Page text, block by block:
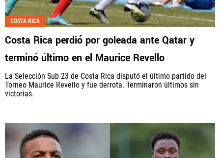
COSTA RICA
Costa Rica perdió por goleada ante Qatar y
terminó último en el Maurice Revello
La Selección Sub 23 de Costa Rica disputó el último partido del
Torneo Maurice Revello y fue derrota. Terminaron últimos sin
victorias.